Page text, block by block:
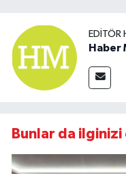
EDITÖR
Haber
Bunlar da